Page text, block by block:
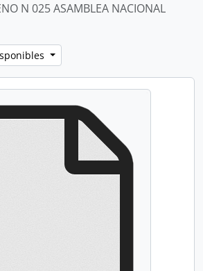
N 025 ASAMBLEA NACIONAL